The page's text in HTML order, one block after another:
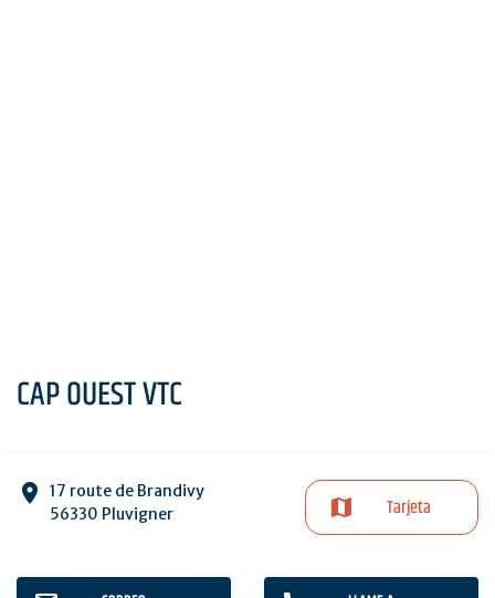
CAP OUEST VTC
17 route de Brandivy
56330 Pluvigner
Tarjeta